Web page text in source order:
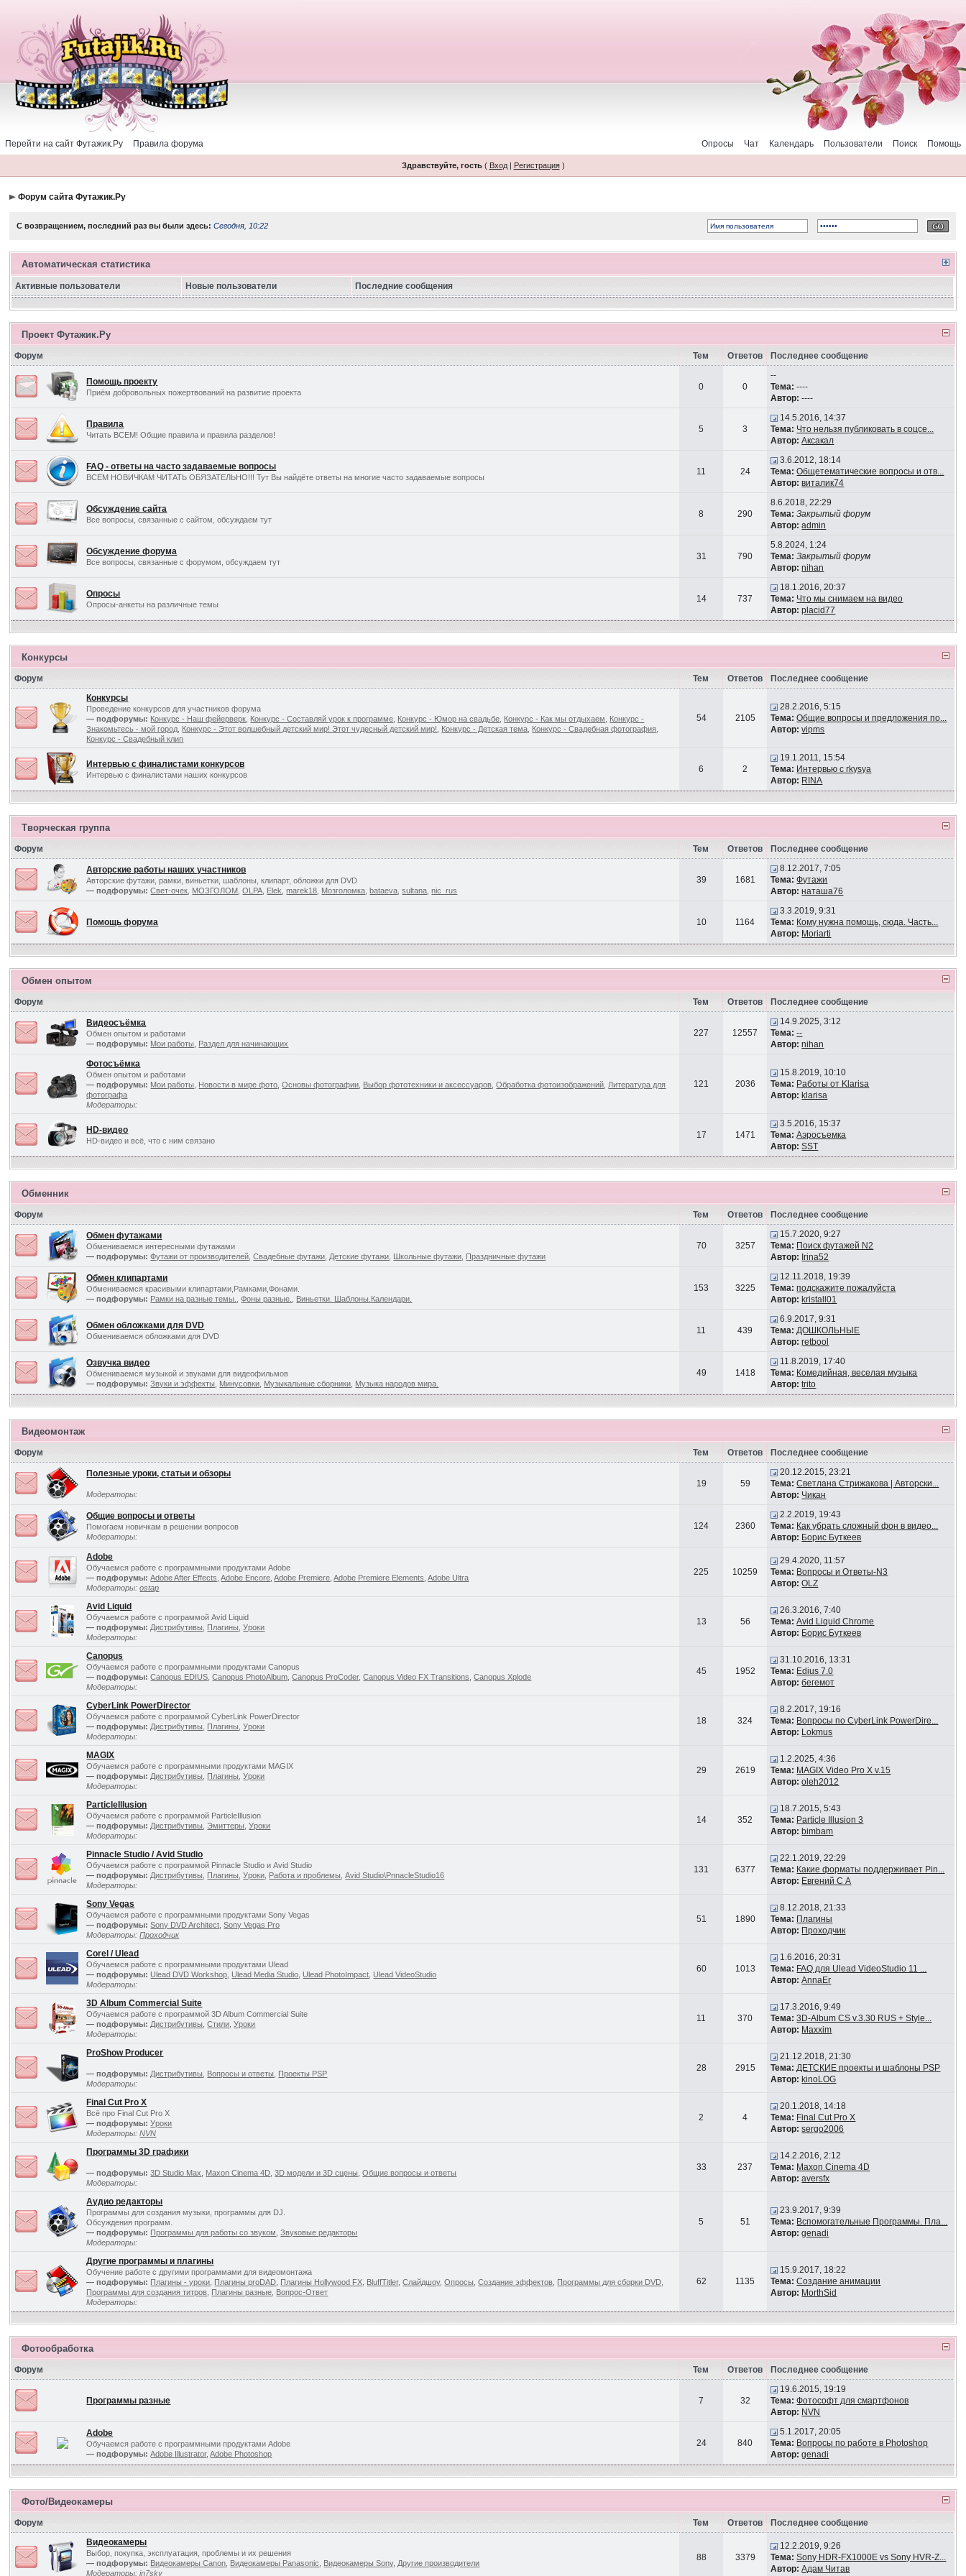
Перейти на сайт Футажик.Ру Правила форума Помощь
Поиск
Пользователи
Календарь
Чат
Опросы
Здравствуйте, гость( Вход| Регистрация)
Форум сайта Футажик.Ру
С возвращением, последний раз вы были здесь:Сегодня, 10:22
Автоматическая статистика
Активные пользователи Новые пользователи Последние сообщения
Проект Футажик.Ру
Форум Тем Ответов Последнее сообщение
Помощь проекту
Приём добровольных пожертвований на развитие проекта
0 0
--
Тема: ----
Автор: ----
Правила
Читать ВСЕМ! Общие правила и правила разделов!
5 3
14.5.2016, 14:37
Тема: Что нельзя публиковать в соцсе...
Автор: Аксакал
FAQ - ответы на часто задаваемые вопросы
ВСЕМ НОВИЧКАМ ЧИТАТЬ ОБЯЗАТЕЛЬНО!!! Тут Вы найдёте ответы на многие часто задаваемые вопросы
11 24
3.6.2012, 18:14
Тема: Общетематические вопросы и отв...
Автор: виталик74
Обсуждение сайта
Все вопросы, связанные с сайтом, обсуждаем тут
8 290
8.6.2018, 22:29
Тема: Закрытый форум
Автор: admin
Обсуждение форума
Все вопросы, связанные с форумом, обсуждаем тут
31 790
5.8.2024, 1:24
Тема: Закрытый форум
Автор: nihan
Опросы
Опросы-анкеты на различные темы
14 737
18.1.2016, 20:37
Тема: Что мы снимаем на видео
Автор: placid77
Конкурсы
Форум Тем Ответов
Последнее сообщение
Конкурсы
Проведение конкурсов для участников форума
— подфорумы: Конкурс - Наш фейерверк Конкурс - Составляй урок к программе Конкурс - Юмор на свадьбе Конкурс - Как мы отдыхаем
Конкурс -
Знакомьтесь - мой город Конкурс - Этот волшебный детский мир! Этот чудесный детский мир! Конкурс - Детская тема Конкурс - Свадебная фотография
Конкурс - Свадебный клип
54 2105
28.2.2016, 5:15
Тема: Общие вопросы и предложения по...
Автор: vipms
Интервью с финалистами конкурсов
Интервью с финалистами наших конкурсов
6 2
19.1.2011, 15:54
Тема: Интервью с rkysya
Автор: RINA
Творческая группа
Форум Тем Ответов Последнее сообщение
Авторские работы наших участников
Авторские футажи, рамки, виньетки, шаблоны, клипарт, обложки для DVD
— подфорумы: Свет-очек МОЗГОЛОМ ,OLPA Elek ,marek18 Мозголомка ,bataeva ,sultana ,nic_rus
39 1681
8.12.2017, 7:05
Тема: Футажи
Автор: наташа76
Помощь форума 10 1164
3.3.2019, 9:31
Тема: Кому нужна помощь, сюда. Часть...
Автор: Moriarti
Обмен опытом
Форум Тем Ответов Последнее сообщение
Видеосъёмка
Обмен опытом и работами
— подфорумы: Мои работы Раздел для начинающих
227 12557
14.9.2025, 3:12
Тема: --
Автор: nihan
Фотосъёмка
Обмен опытом и работами
— подфорумы: Мои работы Новости в мире фото ,Основы фотографии Выбор фототехники и аксессуаров ,Обработка фотоизображений Литература для
фотографа
Модераторы:
121 2036
15.8.2019, 10:10
Тема: Работы от Klarisa
Автор: klarisa
HD-видео
HD-видео и всё, что с ним связано
17 1471
3.5.2016, 15:37
Тема: Аэросъемка
Автор: SST
Обменник
Форум Тем Ответов Последнее сообщение
Обмен футажами
Обмениваемся интересными футажами
— подфорумы: Футажи от производителей ,Свадебные футажи Детские футажи Школьные футажи Праздничные футажи
70 3257
15.7.2020, 9:27
Тема: Поиск футажей N2
Автор: Irina52
Обмен клипартами
Обмениваемся красивыми клипартами,Рамками,Фонами.
— подфорумы: Рамки на разные темы. ,Фоны разные. Виньетки. Шаблоны.Календари.
153 3225
12.11.2018, 19:39
Тема: подскажите пожалуйста
Автор: kristall01
Обмен обложками для DVD
Обмениваемся обложками для DVD
11 439
6.9.2017, 9:31
Тема: ДОШКОЛЬНЫЕ
Автор: retbool
Озвучка видео
Обмениваемся музыкой и звуками для видеофильмов
— подфорумы: Звуки и эффекты Минусовки Музыкальные сборники Музыка народов мира.
49 1418
11.8.2019, 17:40
Тема: Комедийная, веселая музыка
Автор: trito
Видеомонтаж
Форум Тем Ответов Последнее сообщение
Полезные уроки, статьи и обзоры
Модераторы:
19 59
20.12.2015, 23:21
Тема: Светлана Стрижакова | Авторски...
Автор: Чикан
Общие вопросы и ответы
Помогаем новичкам в решении вопросов
Модераторы:
124 2360
2.2.2019, 19:43
Тема: Как убрать сложный фон в видео...
Автор: Борис Буткеев
Adobe
Обучаемся работе с программными продуктами Adobe
— подфорумы: Adobe After Effects ,Adobe Encore ,Adobe Premiere ,Adobe Premiere Elements ,Adobe Ultra
Модераторы:ostap
225 10259
29.4.2020, 11:57
Тема: Вопросы и Ответы-N3
Автор: OLZ
Avid Liquid
Обучаемся работе с программой Avid Liquid
— подфорумы: Дистрибутивы Плагины ,Уроки
Модераторы:
13 56
26.3.2016, 7:40
Тема: Avid Liquid Chrome
Автор: Борис Буткеев
Canopus
Обучаемся работе с программными продуктами Canopus
— подфорумы: Canopus EDIUS ,Canopus PhotoAlbum ,Canopus ProCoder,Canopus Video FX Transitions ,Canopus Xplode
Модераторы:
45 1952
31.10.2016, 13:31
Тема: Edius 7.0
Автор: бегемот
CyberLink PowerDirector
Обучаемся работе с программой CyberLink PowerDirector
— подфорумы: Дистрибутивы Плагины ,Уроки
Модераторы:
18 324
8.2.2017, 19:16
Тема: Вопросы по CyberLink PowerDire...
Автор: Lokmus
MAGIX
Обучаемся работе с программными продуктами MAGIX
— подфорумы: Дистрибутивы Плагины ,Уроки
Модераторы:
29 2619
1.2.2025, 4:36
Тема: MAGIX Video Pro X v.15
Автор: oleh2012
ParticleIllusion
Обучаемся работе с программой ParticleIllusion
— подфорумы: Дистрибутивы Эмиттеры ,Уроки
Модераторы:
14 352
18.7.2015, 5:43
Тема: Particle Illusion 3
Автор: bimbam
Pinnacle Studio / Avid Studio
Обучаемся работе с программой Pinnacle Studio и Avid Studio
— подфорумы: Дистрибутивы Плагины ,Уроки Работа и проблемы ,Avid Studio\PnnacleStudio16
Модераторы:
131 6377
22.1.2019, 22:29
Тема: Какие форматы поддерживает Pin...
Автор: Евгений С А
Sony Vegas
Обучаемся работе с программными продуктами Sony Vegas
— подфорумы: Sony DVD Architect ,Sony Vegas Pro
Модераторы:Проходчик
51 1890
8.12.2018, 21:33
Тема: Плагины
Автор: Проходчик
Corel / Ulead
Обучаемся работе с программными продуктами Ulead
— подфорумы: Ulead DVD Workshop Ulead Media Studio Ulead PhotoImpact Ulead VideoStudio
Модераторы:
60 1013
1.6.2016, 20:31
Тема: FAQ для Ulead VideoStudio 11 ...
Автор: AnnaEr
3D Album Commercial Suite
Обучаемся работе с программой 3D Album Commercial Suite
— подфорумы: Дистрибутивы ,Стили ,Уроки
Модераторы:
11 370
17.3.2016, 9:49
Тема: 3D-Album CS v.3.30 RUS + Style...
Автор: Maxxim
ProShow Producer
— подфорумы: Дистрибутивы Вопросы и ответы
Проекты PSP
Модераторы:
28 2915
21.12.2018, 21:30
Тема: ДЕТСКИЕ проекты и шаблоны PSP
Автор: kinoLOG
Final Cut Pro X
Всё про Final Cut Pro X
— подфорумы: Уроки
Модераторы:NVN
2 4
20.1.2018, 14:18
Тема: Final Cut Pro X
Автор: sergo2006
Программы 3D графики
— подфорумы: 3D Studio Max Maxon Cinema 4D ,3D модели и 3D сцены ,Общие вопросы и ответы
Модераторы:
33 237
14.2.2016, 2:12
Тема: Maxon Cinema 4D
Автор: aversfx
Аудио редакторы
Программы для создания музыки, программы для DJ.
Обсуждения программ.
— подфорумы: Программы для работы со звуком ,Звуковые редакторы
Модераторы:
5 51
23.9.2017, 9:39
Тема: Вспомогательные Программы. Пла...
Автор: genadi
Другие программы и плагины
Обучение работе с другими программами для видеомонтажа
— подфорумы: Плагины - уроки Плагины proDAD Плагины Hollywood FX BluffTitler,Слайдшоу,Опросы ,Создание эффектов Программы для сборки DVD
Программы для создания титров Плагины разные Вопрос-Ответ
Модераторы:
62 1135
15.9.2017, 18:22
Тема: Создание анимации
Автор: MorthSid
Фотообработка
Форум Тем Ответов Последнее сообщение
Программы разные 7 32
19.6.2015, 19:19
Тема: Фотософт для смартфонов
Автор: NVN
Adobe
Обучаемся работе с программными продуктами Adobe
— подфорумы: Adobe Illustrator,Adobe Photoshop
24 840
5.1.2017, 20:05
Тема: Вопросы по работе в Photoshop
Автор: genadi
Фото/Видеокамеры
Форум Тем Ответов
Последнее сообщение
Видеокамеры
Выбор, покупка, эксплуатация, проблемы и их решения
— подфорумы: Видеокамеры Canon Видеокамеры Panasonic Видеокамеры Sony, Другие производители
Модераторы:in7sky
88 3379
12.2.2019, 9:26
Тема: Sony HDR-FX1000E vs Sony HVR-Z...
Автор: Адам Читав